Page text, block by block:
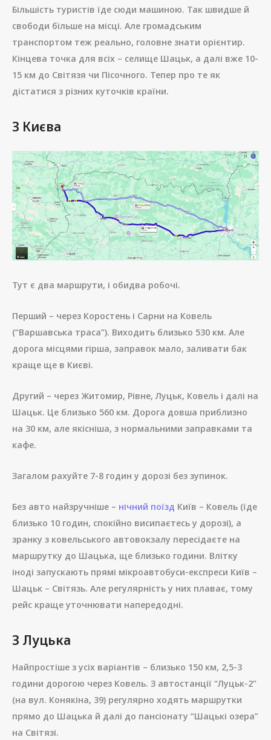
Більшість туристів їде сюди машиною. Так швидше й
свободи більше на місці. Але громадським
транспортом теж реально, головне знати орієнтир.
Кінцева точка для всіх – селище Шацьк, а далі вже 10-
15 км до Світязя чи Пісочного. Тепер про те як
дістатися з різних куточків країни.
З Києва
Тут є два маршрути, і обидва робочі.
Перший – через Коростень і Сарни на Ковель
(“Варшавська траса”). Виходить близько 530 км. Але
дорога місцями гірша, заправок мало, заливати бак
краще ще в Києві.
Другий – через Житомир, Рівне, Луцьк, Ковель і далі на
Шацьк. Це близько 560 км. Дорога довша приблизно
на 30 км, але якісніша, з нормальними заправками та
кафе.
Загалом рахуйте 7-8 годин у дорозі без зупинок.
Без авто найзручніше – нічний поїзд Київ – Ковель (їде
близько 10 годин, спокійно висипаєтесь у дорозі), а
зранку з ковельського автовокзалу пересідаєте на
маршрутку до Шацька, ще близько години. Влітку
іноді запускають прямі мікроавтобуси-експреси Київ –
Шацьк – Світязь. Але регулярність у них плаває, тому
рейс краще уточнювати напередодні.
З Луцька
Найпростіше з усіх варіантів – близько 150 км, 2,5-3
години дорогою через Ковель. З автостанції “Луцьк-2”
(на вул. Конякіна, 39) регулярно ходять маршрутки
прямо до Шацька й далі до пансіонату “Шацькі озера”
на Світязі.